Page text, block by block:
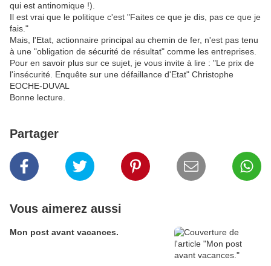
qui est antinomique !).
Il est vrai que le politique c'est "Faites ce que je dis, pas ce que je
fais."
Mais, l'Etat, actionnaire principal au chemin de fer, n'est pas tenu
à une "obligation de sécurité de résultat" comme les entreprises.
Pour en savoir plus sur ce sujet, je vous invite à lire : "Le prix de
l'insécurité. Enquête sur une défaillance d'Etat" Christophe
EOCHE-DUVAL
Bonne lecture.
Partager
Vous aimerez aussi
Mon post avant vacances.